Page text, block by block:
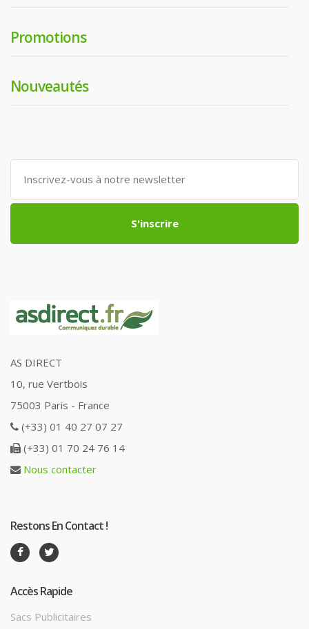
Promotions
Nouveautés
S'inscrire
AS DIRECT
10, rue Vertbois
75003 Paris - France
(+33) 01 40 27 07 27
(+33) 01 70 24 76 14
Nous contacter
Restons En Contact !
Accès Rapide
Sacs Publicitaires